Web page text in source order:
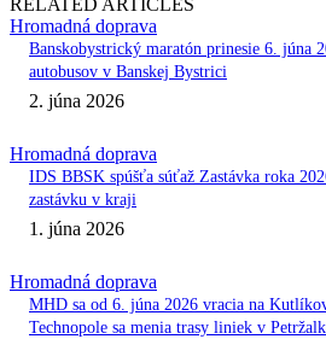
RELATED ARTICLES
Hromadná doprava
Banskobystrický maratón prinesie 6. júna
autobusov v Banskej Bystrici
2. júna 2026
Hromadná doprava
IDS BBSK spúšťa súťaž Zastávka roka
zastávku v kraji
1. júna 2026
Hromadná doprava
MHD sa od 6. júna 2026 vracia na
Technopole sa menia trasy liniek v